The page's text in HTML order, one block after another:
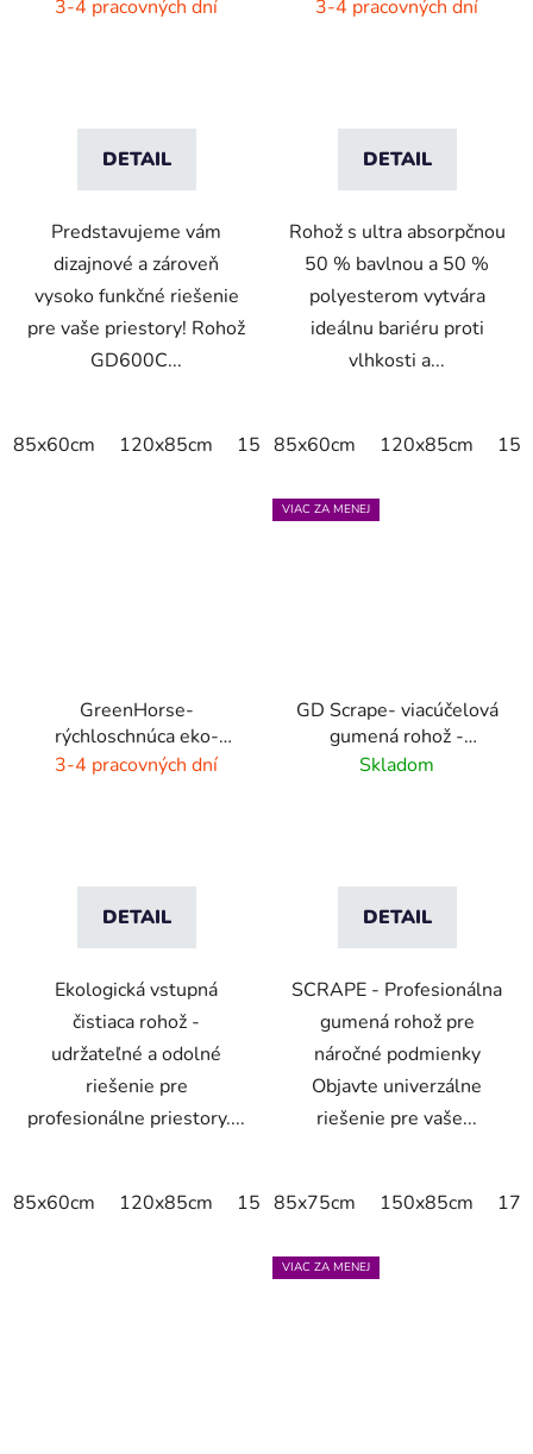
3-4 pracovných dní
DETAIL
Predstavujeme vám
dizajnové a zároveň
vysoko funkčné riešenie
pre vaše priestory! Rohož
GD600C...
85x60cm 120x85cm 150x85cm 175x115cm
3-4 pracovných dní
DETAIL
Rohož s ultra absorpčnou
50 % bavlnou a 50 %
polyesterom vytvára
ideálnu bariéru proti
vlhkosti a...
85x60cm 120x85cm
GreenHorse-
rýchloschnúca eko-
rohož - dýmovo čierna
3-4 pracovných dní
DETAIL
Ekologická vstupná
čistiaca rohož -
udržateľné a odolné
riešenie pre
profesionálne priestory....
85x60cm 120x85cm 150x85cm 175x115cm
VIAC ZA MENEJ
GD Scrape- viacúčelová
gumená rohož -
interiér/exteriér
Skladom
DETAIL
SCRAPE - Profesionálna
gumená rohož pre
náročné podmienky
Objavte univerzálne
riešenie pre vaše...
85x75cm 150x85cm
VIAC ZA MENEJ